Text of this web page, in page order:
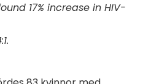
17% increase in HIV-